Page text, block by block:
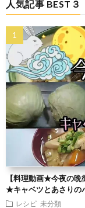
人気記事 BEST３
【料理動画★今夜の
★キャベツとあさりの
レシピ 未分類